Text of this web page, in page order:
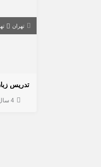
تهران
تدریس
4 سال قبل